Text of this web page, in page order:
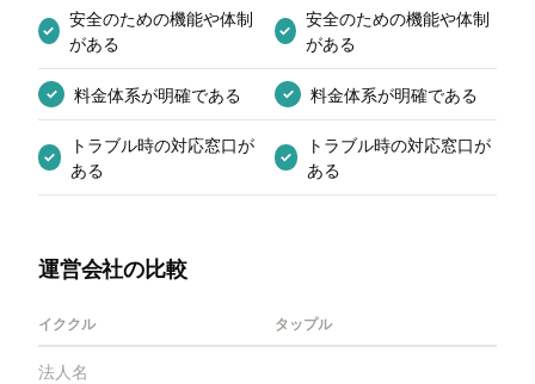
✓
安全のための機能や体制
がある
✓
安全のための機能や体制
がある
✓ 料金体系が明確である ✓ 料金体系が明確である
✓
トラブル時の対応窓口が
ある
✓
トラブル時の対応窓口が
ある
運営会社の比較
イククル タップル
法人名